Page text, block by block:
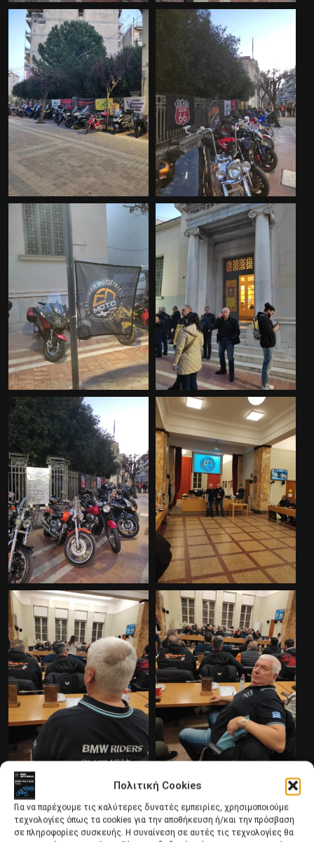
Πολιτική Cookies
Για να παρέχουμε τις καλύτερες δυνατές εμπειρίες, χρησιμοποιούμε
τεχνολογίες όπως τα cookies για την αποθήκευση ή/και την πρόσβαση
σε πληροφορίες συσκευής. Η συναίνεση σε αυτές τις τεχνολογίες θα